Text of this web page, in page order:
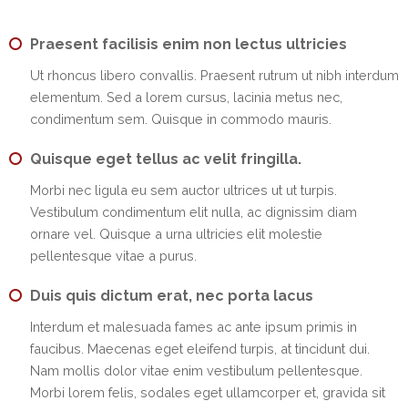
Praesent facilisis enim non lectus ultricies
Ut rhoncus libero convallis. Praesent rutrum ut nibh interdum
elementum. Sed a lorem cursus, lacinia metus nec,
condimentum sem. Quisque in commodo mauris.
Quisque eget tellus ac velit fringilla.
Morbi nec ligula eu sem auctor ultrices ut ut turpis.
Vestibulum condimentum elit nulla, ac dignissim diam
ornare vel. Quisque a urna ultricies elit molestie
pellentesque vitae a purus.
Duis quis dictum erat, nec porta lacus
Interdum et malesuada fames ac ante ipsum primis in
faucibus. Maecenas eget eleifend turpis, at tincidunt dui.
Nam mollis dolor vitae enim vestibulum pellentesque.
Morbi lorem felis, sodales eget ullamcorper et, gravida sit
Financial
Growth
Downloads
Forms
Annual
Report
Lodge
Complaint